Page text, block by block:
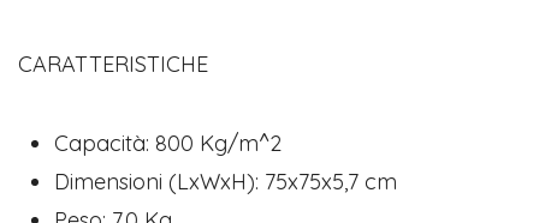
CARATTERISTICHE
Capacità: 800 Kg/m^2
Dimensioni (LxWxH): 75x75x5,7 cm